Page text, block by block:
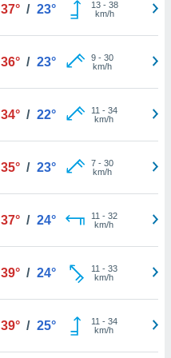
37° / 23° 13- 38
km/h
36° / 23° 9- 30
km/h
34° / 22° 11 - 34
km/h
35° / 23° 7- 30
km/h
37° / 24° 11 - 32
km/h
39° / 24° 11 - 33
km/h
39° / 25° 11 - 34
km/h